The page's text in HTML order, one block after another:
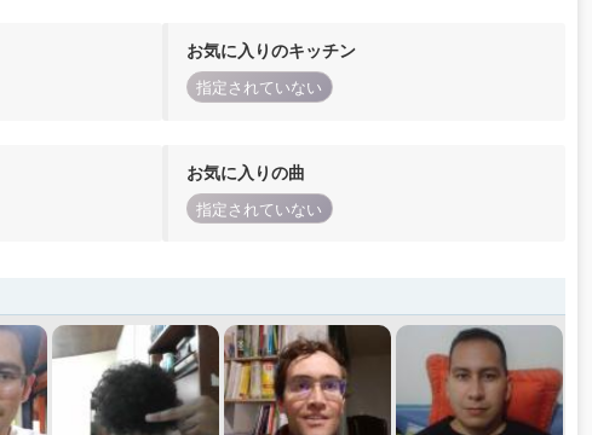
お気に入りのキッチン
指定されていない
お気に入りの曲
指定されていない